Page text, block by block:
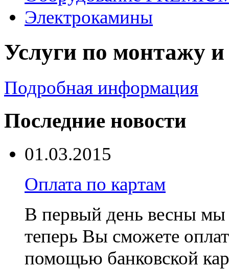
Электрокамины
Услуги по монтажу и
Подробная информация
Последние новости
01.03.2015
Оплата по картам
В первый день весны
теперь Вы сможете
помощью банковской